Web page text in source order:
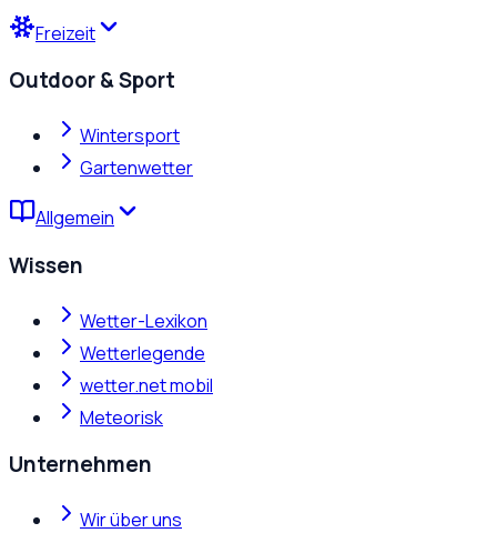
Freizeit
Outdoor & Sport
Wintersport
Gartenwetter
Allgemein
Wissen
Wetter-Lexikon
Wetterlegende
wetter.net mobil
Meteorisk
Unternehmen
Wir über uns